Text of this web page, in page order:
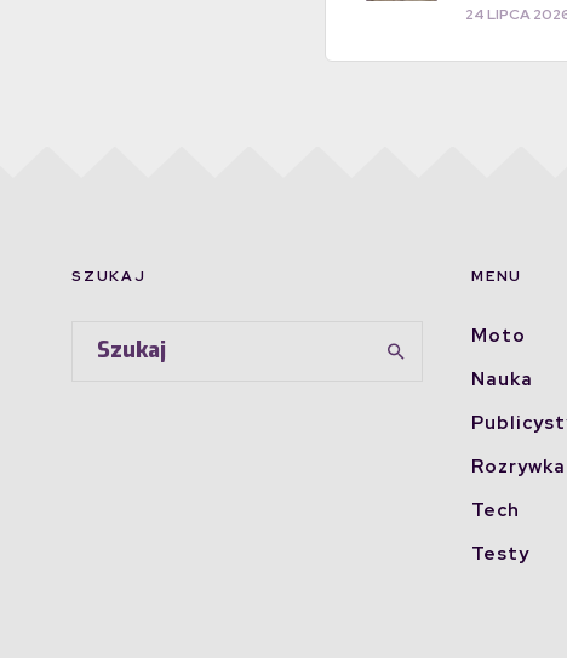
24 LIPCA
SZUKAJ MENU
Moto
Nauka
Rozrywka
Tech
Testy